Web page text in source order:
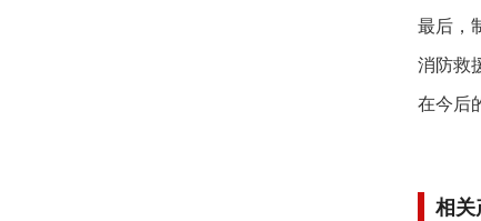
最后，
消防救
在今后
相关